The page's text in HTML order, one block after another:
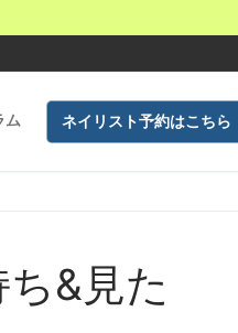
ム ネイリスト予約はこちら
&見た